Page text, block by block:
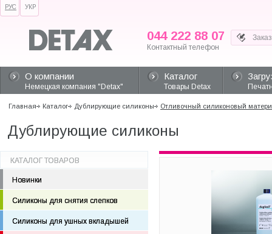
РУС УКР
044 222 88 07
Контактный телефон
О компании
Немецкая компания "Detax"
Каталог
Товары Detax
Главная Каталог Дублирующие силиконы Отливочный силиконовый
Дублирующие силиконы
КАТАЛОГ ТОВАРОВ
Новинки
Силиконы для снятия слепков
Силиконы для ушных вкладышей